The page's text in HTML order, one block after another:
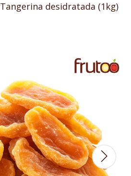
Tangerina desidratada (1kg)